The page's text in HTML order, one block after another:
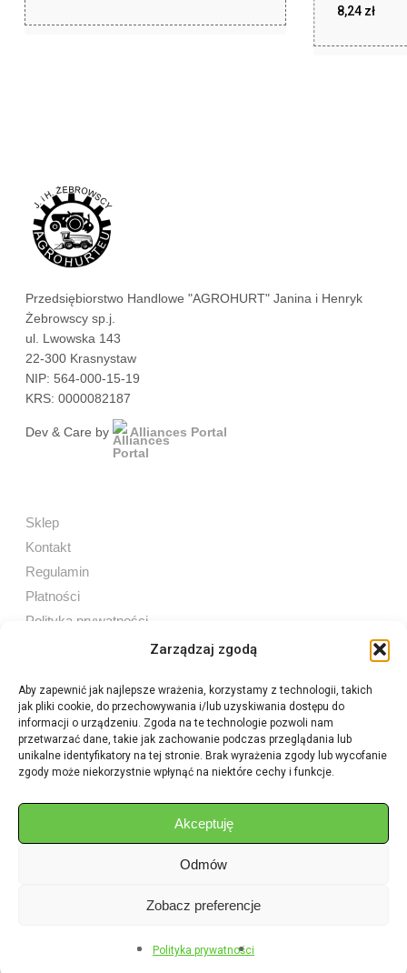
Zarządzaj zgodą
Aby zapewnić jak najlepsze wrażenia, korzystamy z technologii, takich
jak pliki cookie, do przechowywania i/lub uzyskiwania dostępu do
informacji o urządzeniu. Zgoda na te technologie pozwoli nam
przetwarzać dane, takie jak zachowanie podczas przeglądania lub
unikalne identyfikatory na tej stronie. Brak wyrażenia zgody lub wycofanie
zgody może niekorzystnie wpłynąć na niektóre cechy i funkcje.
Akceptuję
Odmów
Zobacz preferencje
Polityka prywatności
8,24 zł
Przedsiębiorstwo Handlowe "AGROHURT" Janina i Henryk
Żebrowscy sp.j.
ul. Lwowska 143
22-300 Krasnystaw
NIP: 564-000-15-19
KRS: 0000082187
Dev & Care by Alliances Portal
Sklep
Kontakt
Regulamin
Płatności
Polityka prywatności
Sprzedaż internetowa
Tel:605 603 753
Sprzedaż detaliczna
aukcje.agrohurt@gmail.com